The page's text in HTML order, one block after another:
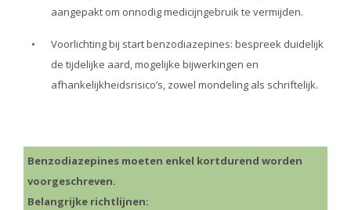
aangepakt om onnodig medicijngebruik te vermijden.
Voorlichting bij start benzodiazepines: bespreek duidelijk
de tijdelijke aard, mogelijke bijwerkingen en
afhankelijkheidsrisico’s, zowel mondeling als schriftelijk.
Benzodiazepines moeten enkel kortdurend worden
voorgeschreven.
Belangrijke richtlijnen: